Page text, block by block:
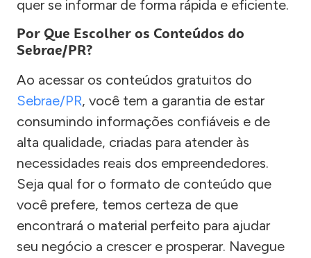
quer se informar de forma rápida e eficiente.
Por Que Escolher os Conteúdos do
Sebrae/PR?
Ao acessar os conteúdos gratuitos do
Sebrae/PR, você tem a garantia de estar
consumindo informações confiáveis e de
alta qualidade, criadas para atender às
necessidades reais dos empreendedores.
Seja qual for o formato de conteúdo que
você prefere, temos certeza de que
encontrará o material perfeito para ajudar
seu negócio a crescer e prosperar. Navegue